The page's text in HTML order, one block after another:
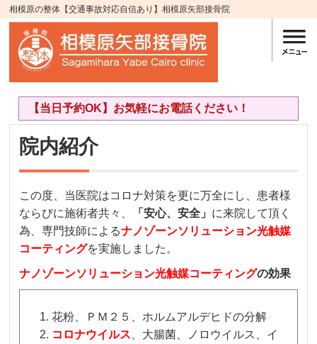
相模原の整体【交通事故対応自信あり】相模原矢部接骨院
【当日予約OK】お気軽にお電話ください！
院内紹介
この度、当医院はコロナ対策を更に万全にし、患者様
ならびに施術者共々、
「安心、安全」 に来院して頂く
為、専門技師によるナノゾーンソリューション光触媒
コーティングを実施しました。
ナノゾーンソリューション光触媒コーティングの効果
花粉、ＰＭ２５、ホルムアルデヒドの分解
コロナウイルス 、大腸菌、ノロウイルス、イ